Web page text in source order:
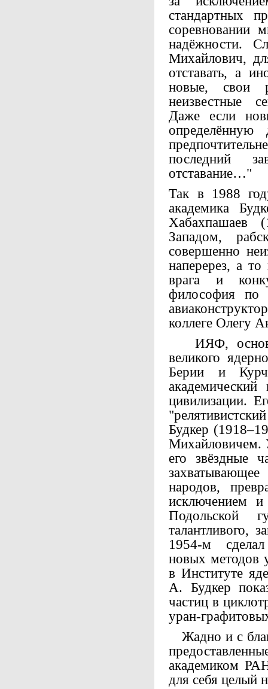
стандартных
соревновании
надёжности.
Михайлович,
отставать, а
новые, свои
неизвестные
Даже если
последний
отставание…"
Так в 1988
академика
Хабахпашаев
Западом,
совершенно
наперерез, а то
врага и
философия по
коллеге Олегу
ИЯФ,
великого
Берии и
академический
цивилизации.
Будкер
Михайловичем.
его звёздные
народов,
исключением
Подольской
талантливого,
1954-м сделал
новых методов
в Институте
А. Будкер
частиц в
уран-
Жадно и с
академиком
для себя целый